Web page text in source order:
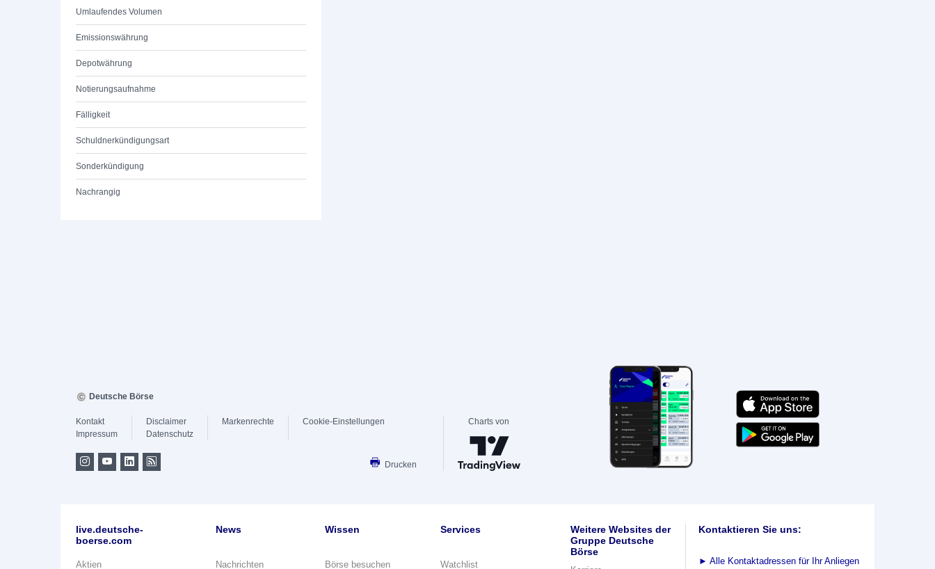
Umlaufendes Volumen
Emissionswährung
Depotwährung
Notierungsaufnahme
Fälligkeit
Schuldnerkündigungsart
Sonderkündigung
Nachrangig
Deutsche Börse
Kontakt
Impressum
Disclaimer
Datenschutz
Markenrechte Cookie-Einstellungen
Drucken
Charts von
live.deutsche-
boerse.com
Aktien
News
Nachrichten
Wissen
Börse besuchen
Services
Watchlist
Weitere Websites der
Gruppe Deutsche
Börse
Kontaktieren Sie uns:
► Alle Kontaktadressen für Ihr Anliegen